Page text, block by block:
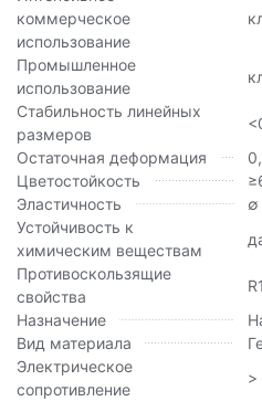
коммерческое
использование
Промышленное
использование
Стабильность линейных
размеров
Остаточная деформация
Цветостойкость
Эластичность
∅
Устойчивость к
химическим веществам
Противоскользящие
свойства
Назначение
Вид материала
Электрическое
сопротивление
>